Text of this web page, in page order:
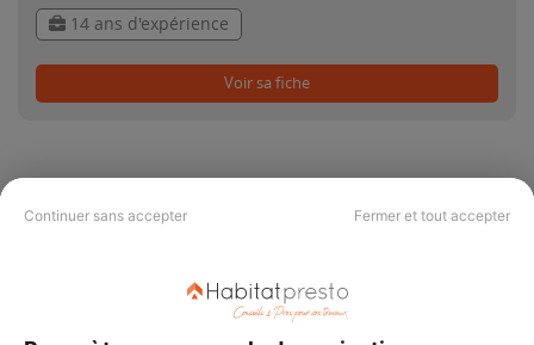
Continuer sans accepter Fermer et tout accepter
14 ans d'expérience
Voir sa fiche
CHERCHER ?